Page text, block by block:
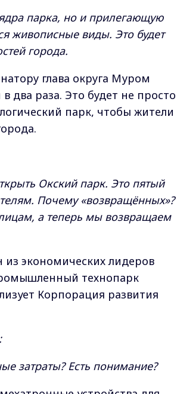
парка, но и прилегающую
живописные виды. Это будет
города.
глава округа Муром
два раза. Это будет не просто
парк, чтобы жители
Окский парк. Это пятый
Почему «возвращённых»?
а теперь мы возвращаем
экономических лидеров
технопарк
Корпорация развития
затраты? Есть понимание?